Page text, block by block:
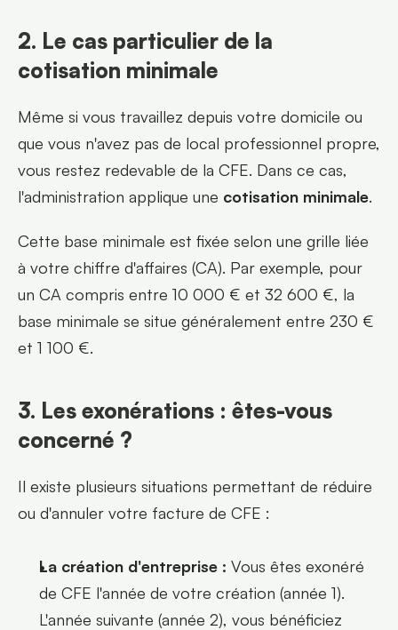
2. Le cas particulier de la
cotisation minimale
Même si vous travaillez depuis votre domicile ou
que vous n'avez pas de local professionnel propre,
vous restez redevable de la CFE. Dans ce cas,
l'administration applique une cotisation minimale.
Cette base minimale est fixée selon une grille liée
à votre chiffre d'affaires (CA). Par exemple, pour
un CA compris entre 10 000 € et 32 600 €, la
base minimale se situe généralement entre 230 €
et 1 100 €.
3. Les exonérations : êtes-vous
concerné ?
Il existe plusieurs situations permettant de réduire
ou d'annuler votre facture de CFE :
La création d'entreprise : Vous êtes exonéré
de CFE l'année de votre création (année 1).
L'année suivante (année 2), vous bénéficiez